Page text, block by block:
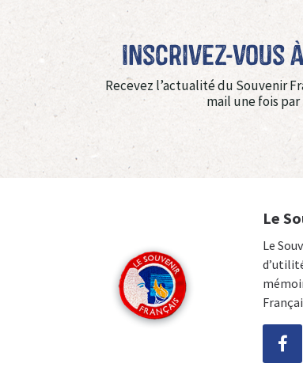
Inscrivez-vous
Recevez l’actualité du Souvenir
mail une fois par
Le
Le